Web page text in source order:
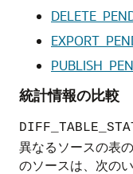
統計情報の比較
異なるソースの表
のソースは、次の